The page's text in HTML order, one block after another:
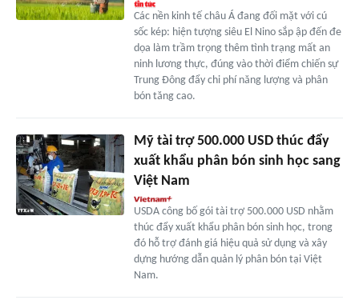
Các nền kinh tế châu Á đang đối mặt với cú
sốc kép: hiện tượng siêu El Nino sắp ập đến đe
dọa làm trầm trọng thêm tình trạng mất an
ninh lương thực, đúng vào thời điểm chiến sự
Trung Đông đẩy chi phí năng lượng và phân
bón tăng cao.
Mỹ tài trợ 500.000 USD thúc đẩy
xuất khẩu phân bón sinh học sang
Việt Nam
USDA công bố gói tài trợ 500.000 USD nhằm
thúc đẩy xuất khẩu phân bón sinh học, trong
đó hỗ trợ đánh giá hiệu quả sử dụng và xây
dựng hướng dẫn quản lý phân bón tại Việt
Nam.